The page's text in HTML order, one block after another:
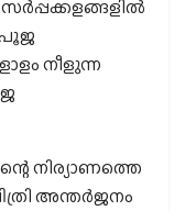
പൂജ
നീളുന്ന
നിര്യാണത്തെ
അന്തര്‍ജനം